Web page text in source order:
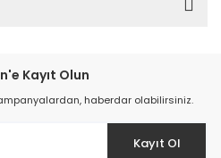
Kayıt Olun
haberdar olabilirsiniz.
Kayıt Ol